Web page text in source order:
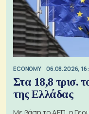
ECONOMY 06.08.2026,
Στα 18,8 τρισ.
της Ελλάδας